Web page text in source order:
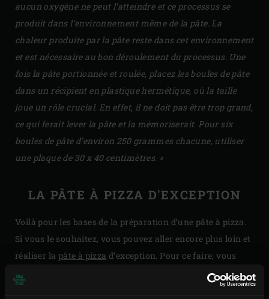
aucun oxygène ne peut l’atteindre et ce processus se
produit dans l’environnement même de la pâte. La
chaleur produite par la pâte reste dans cet environnement
et est nécessaire au bon déroulement du processus. Une
fois la pâte portionnée et roulée, placez les boules de pâte
dans un récipient en plastique hermétique, où la taille
joue un rôle crucial. En effet, il ne doit pas être trop grand,
ce qui ferait lever la pâte et la mémoriserait. Pour six
boules de pâte d’environ 250 grammes chacune, utiliser
une plaque de 30 x 40 centimètres. »
LA PÂTE À PIZZA D'EXCEPTION
Voilà pour les bases de la préparation d’une pâte à pizza.
Si vous le souhaitez, vous pouvez aller encore plus loin et
réaliser la pâte à pizza d’exception. Pour ce faire, vous
créez d’abord une pré-pâte, à base de farine, d’eau et de
levure, qui rendra votre pâte – et donc votre fond –